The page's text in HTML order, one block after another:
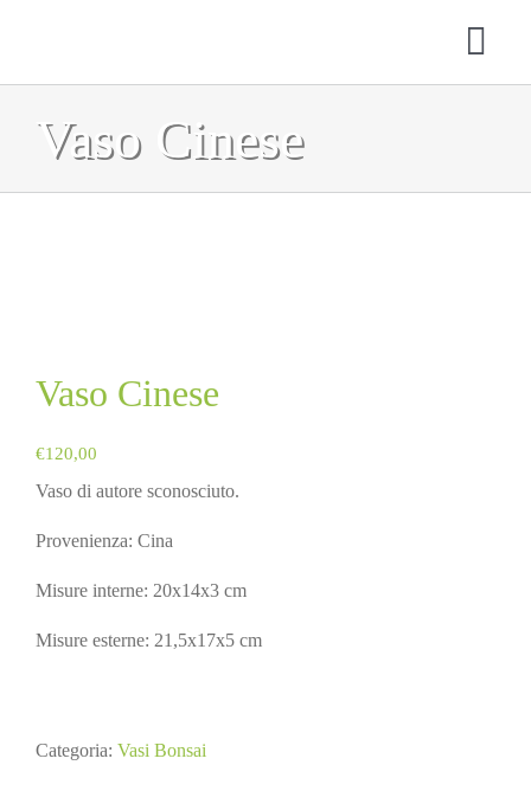
contenuto
Vaso Cinese
Vaso Cinese
€120,00
Vaso di autore sconosciuto.
Provenienza: Cina
Misure interne: 20x14x3 cm
Misure esterne: 21,5x17x5 cm
Categoria: Vasi Bonsai